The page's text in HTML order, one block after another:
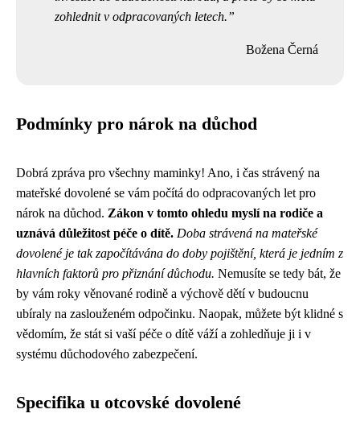
zohlednit v odpracovaných letech.
Božena Černá
Podmínky pro nárok na důchod
Dobrá zpráva pro všechny maminky! Ano, i čas strávený na
mateřské dovolené se vám počítá do odpracovaných let pro
nárok na důchod. Zákon v tomto ohledu myslí na rodiče a
uznává důležitost péče o dítě. Doba strávená na mateřské
dovolené je tak započítávána do doby pojištění, která je jedním z
hlavních faktorů pro přiznání důchodu. Nemusíte se tedy bát, že
by vám roky věnované rodině a výchově dětí v budoucnu
ubíraly na zaslouženém odpočinku. Naopak, můžete být klidné s
vědomím, že stát si vaší péče o dítě váží a zohledňuje ji i v
systému důchodového zabezpečení.
Specifika u otcovské dovolené